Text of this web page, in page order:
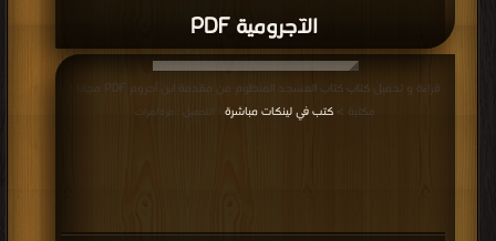
الآجرومية PDF
قراءة و تحميل كتاب كتاب العسجد المنظوم من مقدمة ابن آجروم PDF مجانا |
مكتبة > كتب في لينكات مباشرة | التحميل : مرة/مرات